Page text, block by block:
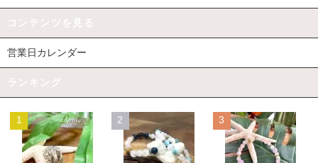
コンテンツを見る
営業日カレンダー
ランキング
1 2 3